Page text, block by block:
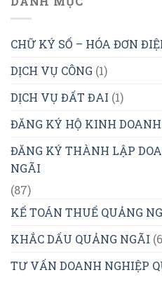
CHỮ KÝ SỐ – HÓA ĐƠN
DỊCH VỤ CÔNG (1)
DỊCH VỤ ĐẤT ĐAI (1)
ĐĂNG KÝ HỘ KINH
ĐĂNG KÝ THÀNH LẬP
NGÃI
(87)
KẾ TOÁN THUẾ QUẢNG
KHẮC DẤU QUẢNG NGÃI
TƯ VẤN DOANH NGHIỆP